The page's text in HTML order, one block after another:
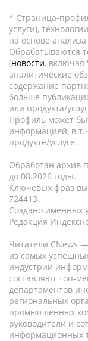
* Страница-
услуги),
на основе
Обрабатываются
(новости, включая
аналитические
содержание
больше
или продукта/
Профиль может
информацией, в
продукте/услуге.
Обработан архив
до 08.2026 годы.
Ключевых фраз
724413.
Создано именных
Редакция
Читатели CNews
из самых
индустрии
составляют топ-
департаментов
региональных
промышленных
руководители и
информационных